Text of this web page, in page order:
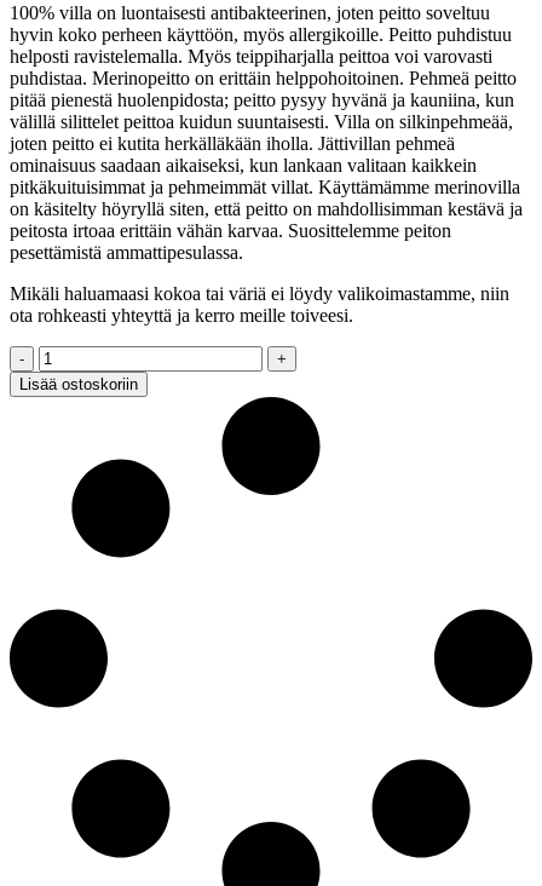
100% villa on luontaisesti antibakteerinen, joten peitto soveltuu
hyvin koko perheen käyttöön, myös allergikoille. Peitto puhdistuu
helposti ravistelemalla. Myös teippiharjalla peittoa voi varovasti
puhdistaa. Merinopeitto on erittäin helppohoitoinen. Pehmeä peitto
pitää pienestä huolenpidosta; peitto pysyy hyvänä ja kauniina, kun
välillä silittelet peittoa kuidun suuntaisesti. Villa on silkinpehmeää,
joten peitto ei kutita herkälläkään iholla. Jättivillan pehmeä
ominaisuus saadaan aikaiseksi, kun lankaan valitaan kaikkein
pitkäkuituisimmat ja pehmeimmät villat. Käyttämämme merinovilla
on käsitelty höyryllä siten, että peitto on mahdollisimman kestävä ja
peitosta irtoaa erittäin vähän karvaa. Suosittelemme peiton
pesettämistä ammattipesulassa.
Mikäli haluamaasi kokoa tai väriä ei löydy valikoimastamme, niin
ota rohkeasti yhteyttä ja kerro meille toiveesi.
Jättineulepeitto,
MERINO
XXL,
Lisää ostoskoriin